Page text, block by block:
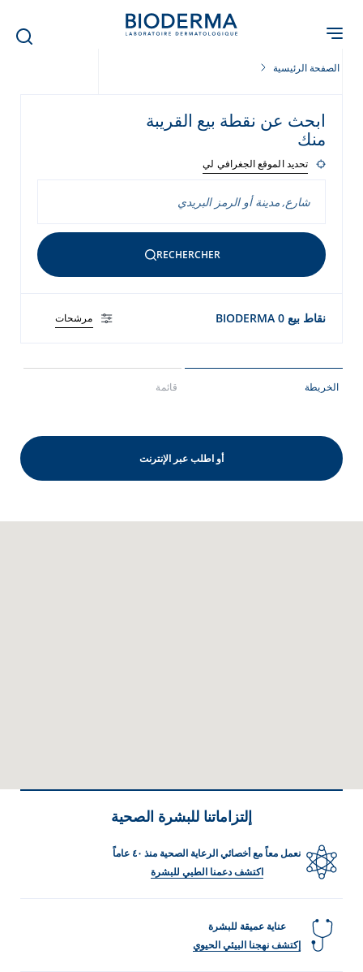
content
الصفحة الرئيسية
ابحث عن نقطة بيع القريبة
منك
تحديد الموقع الجغرافي لي
RECHERCHER
نقاط بيع BIODERMA 0 مرشحات
الخريطة قائمة
أو اطلب عبر الإنترنت
إلتزاماتنا للبشرة الصحية
نعمل معاً مع أخصائي الرعاية الصحية منذ ٤٠ عاماً
اكتشف دعمنا الطبي للبشرة
عناية عميقة للبشرة
إكتشف نهجنا البيئي الحيوي